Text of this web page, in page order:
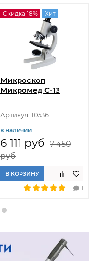
Скидка 18% Хит
Микроскоп
Микромед С-13
Артикул: 10536
в наличии
6 111 руб 7 450
руб
В КОРЗИНУ
1